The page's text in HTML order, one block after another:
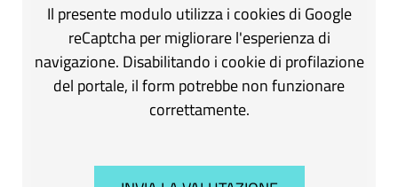
Il presente modulo utilizza i cookies di Google
reCaptcha per migliorare l'esperienza di
navigazione. Disabilitando i cookie di profilazione
del portale, il form potrebbe non funzionare
correttamente.